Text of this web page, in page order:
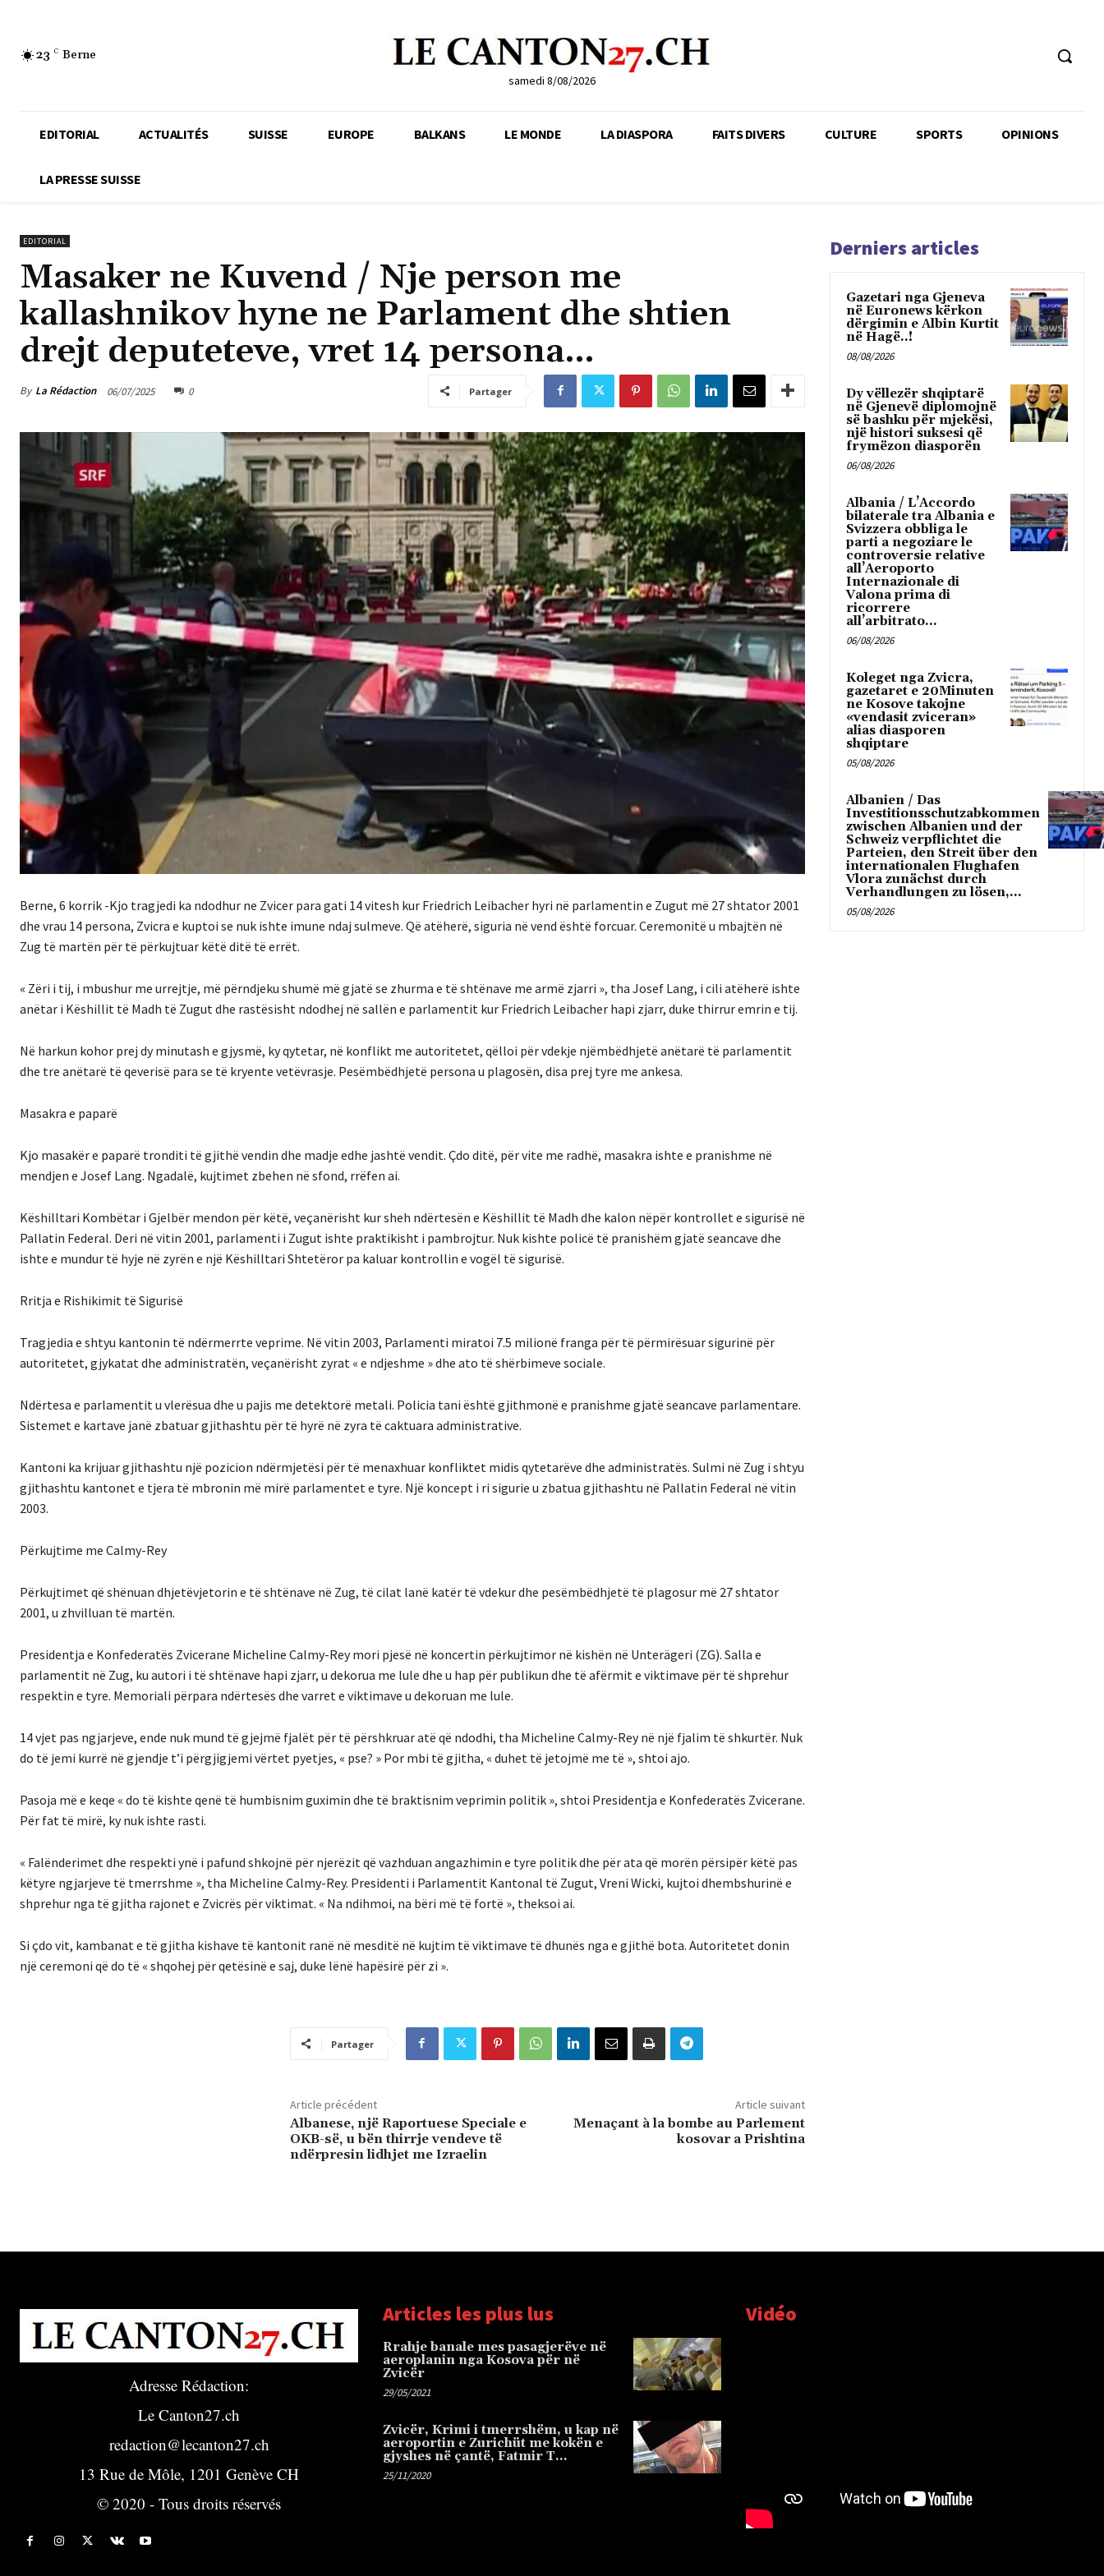
23 C Berne
samedi 8/08/2026
EDITORIAL ACTUALITÉS SUISSE EUROPE BALKANS LE MONDE LA DIASPORA FAITS DIVERS CULTURE SPORTS OPINIONS
LA PRESSE SUISSE
EDITORIAL
Masaker ne Kuvend / Nje person me
kallashnikov hyne ne Parlament dhe shtien
drejt deputeteve, vret 14 persona…
By La Rédaction 06/07/2025 0 Partager
Berne, 6 korrik -Kjo tragjedi ka ndodhur ne Zvicer para gati 14 vitesh kur Friedrich Leibacher hyri në parlamentin e Zugut më 27 shtator 2001
dhe vrau 14 persona, Zvicra e kuptoi se nuk ishte imune ndaj sulmeve. Që atëherë, siguria në vend është forcuar. Ceremonitë u mbajtën në
Zug të martën për të përkujtuar këtë ditë të errët.
« Zëri i tij, i mbushur me urrejtje, më përndjeku shumë më gjatë se zhurma e të shtënave me armë zjarri », tha Josef Lang, i cili atëherë ishte
anëtar i Këshillit të Madh të Zugut dhe rastësisht ndodhej në sallën e parlamentit kur Friedrich Leibacher hapi zjarr, duke thirrur emrin e tij.
Në harkun kohor prej dy minutash e gjysmë, ky qytetar, në konflikt me autoritetet, qëlloi për vdekje njëmbëdhjetë anëtarë të parlamentit
dhe tre anëtarë të qeverisë para se të kryente vetëvrasje. Pesëmbëdhjetë persona u plagosën, disa prej tyre me ankesa.
Masakra e paparë
Kjo masakër e paparë tronditi të gjithë vendin dhe madje edhe jashtë vendit. Çdo ditë, për vite me radhë, masakra ishte e pranishme në
mendjen e Josef Lang. Ngadalë, kujtimet zbehen në sfond, rrëfen ai.
Këshilltari Kombëtar i Gjelbër mendon për këtë, veçanërisht kur sheh ndërtesën e Këshillit të Madh dhe kalon nëpër kontrollet e sigurisë në
Pallatin Federal. Deri në vitin 2001, parlamenti i Zugut ishte praktikisht i pambrojtur. Nuk kishte policë të pranishëm gjatë seancave dhe
ishte e mundur të hyje në zyrën e një Këshilltari Shtetëror pa kaluar kontrollin e vogël të sigurisë.
Rritja e Rishikimit të Sigurisë
Tragjedia e shtyu kantonin të ndërmerrte veprime. Në vitin 2003, Parlamenti miratoi 7.5 milionë franga për të përmirësuar sigurinë për
autoritetet, gjykatat dhe administratën, veçanërisht zyrat « e ndjeshme » dhe ato të shërbimeve sociale.
Ndërtesa e parlamentit u vlerësua dhe u pajis me detektorë metali. Policia tani është gjithmonë e pranishme gjatë seancave parlamentare.
Sistemet e kartave janë zbatuar gjithashtu për të hyrë në zyra të caktuara administrative.
Kantoni ka krijuar gjithashtu një pozicion ndërmjetësi për të menaxhuar konfliktet midis qytetarëve dhe administratës. Sulmi në Zug i shtyu
gjithashtu kantonet e tjera të mbronin më mirë parlamentet e tyre. Një koncept i ri sigurie u zbatua gjithashtu në Pallatin Federal në vitin
2003.
Përkujtime me Calmy-Rey
Përkujtimet që shënuan dhjetëvjetorin e të shtënave në Zug, të cilat lanë katër të vdekur dhe pesëmbëdhjetë të plagosur më 27 shtator
2001, u zhvilluan të martën.
Presidentja e Konfederatës Zvicerane Micheline Calmy-Rey mori pjesë në koncertin përkujtimor në kishën në Unterägeri (ZG). Salla e
parlamentit në Zug, ku autori i të shtënave hapi zjarr, u dekorua me lule dhe u hap për publikun dhe të afërmit e viktimave për të shprehur
respektin e tyre. Memoriali përpara ndërtesës dhe varret e viktimave u dekoruan me lule.
14 vjet pas ngjarjeve, ende nuk mund të gjejmë fjalët për të përshkruar atë që ndodhi, tha Micheline Calmy-Rey në një fjalim të shkurtër. Nuk
do të jemi kurrë në gjendje t’i përgjigjemi vërtet pyetjes, « pse? » Por mbi të gjitha, « duhet të jetojmë me të », shtoi ajo.
Pasoja më e keqe « do të kishte qenë të humbisnim guximin dhe të braktisnim veprimin politik », shtoi Presidentja e Konfederatës Zvicerane.
Për fat të mirë, ky nuk ishte rasti.
« Falënderimet dhe respekti ynë i pafund shkojnë për njerëzit që vazhduan angazhimin e tyre politik dhe për ata që morën përsipër këtë pas
këtyre ngjarjeve të tmerrshme », tha Micheline Calmy-Rey. Presidenti i Parlamentit Kantonal të Zugut, Vreni Wicki, kujtoi dhembshurinë e
shprehur nga të gjitha rajonet e Zvicrës për viktimat. « Na ndihmoi, na bëri më të fortë », theksoi ai.
Si çdo vit, kambanat e të gjitha kishave të kantonit ranë në mesditë në kujtim të viktimave të dhunës nga e gjithë bota. Autoritetet donin
një ceremoni që do të « shqohej për qetësinë e saj, duke lënë hapësirë ​​për zi ».
Partager
Article précédent
Albanese, një Raportuese Speciale e
OKB-së, u bën thirrje vendeve të
ndërpresin lidhjet me Izraelin
Article suivant
Menaçant à la bombe au Parlement
kosovar a Prishtina
Derniers articles
Gazetari nga Gjeneva
në Euronews kërkon
dërgimin e Albin Kurtit
në Hagë..!
08/08/2026
Dy vëllezër shqiptarë
në Gjenevë diplomojnë
së bashku për mjekësi,
një histori suksesi që
frymëzon diasporën
06/08/2026
Albania / L’Accordo
bilaterale tra Albania e
Svizzera obbliga le
parti a negoziare le
controversie relative
all’Aeroporto
Internazionale di
Valona prima di
ricorrere
all’arbitrato...
06/08/2026
Koleget nga Zvicra,
gazetaret e 20Minuten
ne Kosove takojne
«vendasit zviceran»
alias diasporen
shqiptare
05/08/2026
Albanien / Das
Investitionsschutzabkommen
zwischen Albanien und der
Schweiz verpflichtet die
Parteien, den Streit über den
internationalen Flughafen
Vlora zunächst durch
Verhandlungen zu lösen,...
05/08/2026
Adresse Rédaction:
Le Canton27.ch
redaction@lecanton27.ch
13 Rue de Môle, 1201 Genève CH
© 2020 - Tous droits réservés
Articles les plus lus
Rrahje banale mes pasagjerëve në
aeroplanin nga Kosova për në
Zvicër
29/05/2021
Zvicër, Krimi i tmerrshëm, u kap në
aeroportin e Zurichüt me kokën e
gjyshes në çantë, Fatmir T…
25/11/2020
Vidéo